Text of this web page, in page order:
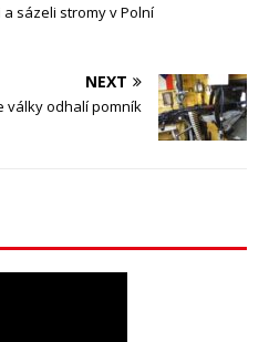
sázeli stromy v Polní
NEXT
války odhalí pomník